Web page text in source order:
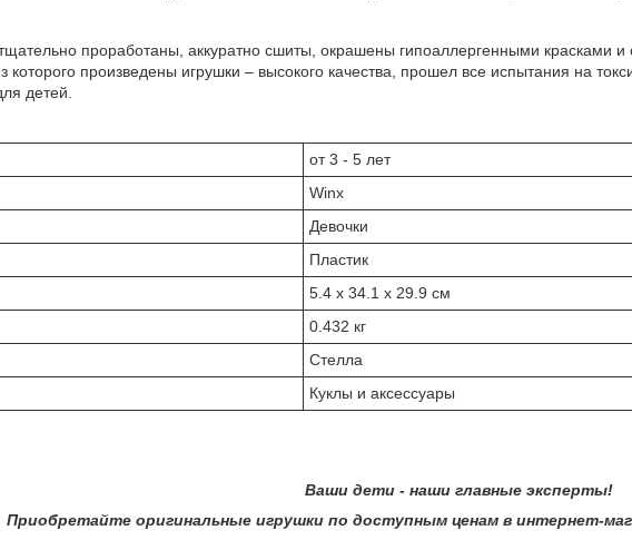
проработаны, аккуратно сшиты, окрашены гипоаллергенными красками
которого произведены игрушки – высокого качества, прошел все испытания на
детей.
от 3 - 5 лет
Winx
Девочки
Пластик
5.4 x 34.1 x 29.9 см
0.432 кг
Стелла
Куклы и аксессуары
Ваши дети - наши главные эксперты!
игрушки по доступным ценам в интернет-